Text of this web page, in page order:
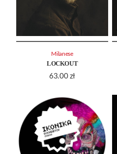
LOCKOUT
63.00 zł
Milanese